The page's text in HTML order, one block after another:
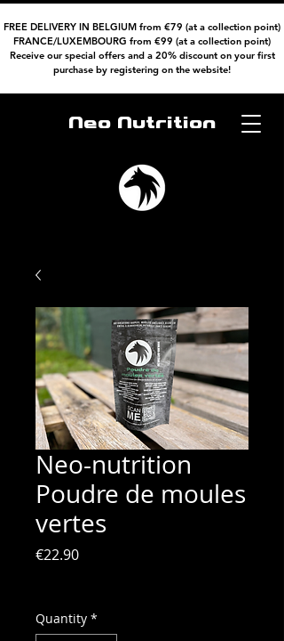
FREE DELIVERY IN BELGIUM from €79 (at a collection point)
FRANCE/LUXEMBOURG from €99 (at a collection point)
Receive our special offers and a 20% discount on your first
purchase by registering on the website!
Neo Nutrition
Neo-nutrition
Poudre de moules
vertes
€22.90Price
Quantity *